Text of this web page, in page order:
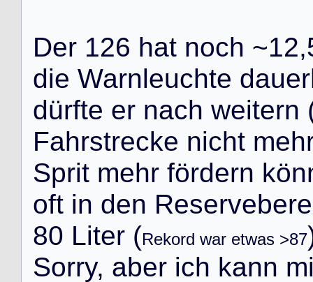
Der 126 hat noch ~12,
die Warnleuchte dauer
dürfte er nach weitern
Fahrstrecke nicht meh
Sprit mehr fördern kön
oft in den Reservebere
80 Liter (Rekord war etwas >87
Sorry, aber ich kann m